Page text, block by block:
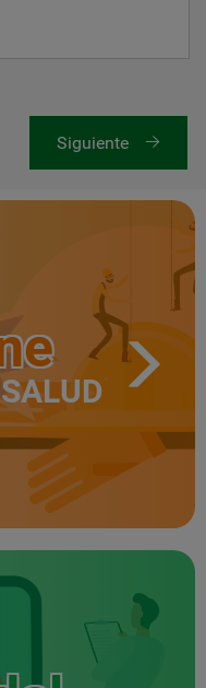
Siguiente